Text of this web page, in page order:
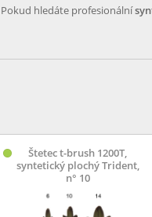
Pokud hledáte profesionální
Štetec t-brush 1200T,
syntetický plochý Trident,
n° 10